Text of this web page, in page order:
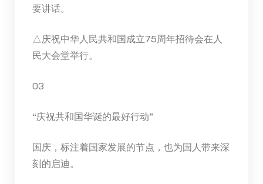
要讲话。
△庆祝中华人民共和国成立75周年招待会在人
民大会堂举行。
03
“庆祝共和国华诞的最好行动”
国庆，标注着国家发展的节点，也为国人带来深
刻的启迪。